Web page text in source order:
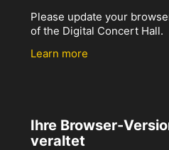
Please update your
of the Digital Concert Hall.
Learn more
Ihre Browser-
veraltet